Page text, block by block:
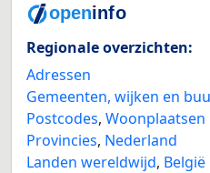
Regionale overzichten:
Adressen
Gemeenten, wijken en
Postcodes, Woonplaatsen
Provincies, Nederland
Landen wereldwijd,